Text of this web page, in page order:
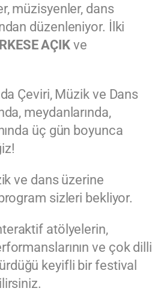
müzisyenler, dans
düzenleniyor. İlki
AÇIKve
Çeviri, Müzik ve Dans
meydanlarında,
üç gün boyunca
ve dans üzerine
sizleri bekliyor.
atölyelerin,
ve çok dilli
keyifli bir festival